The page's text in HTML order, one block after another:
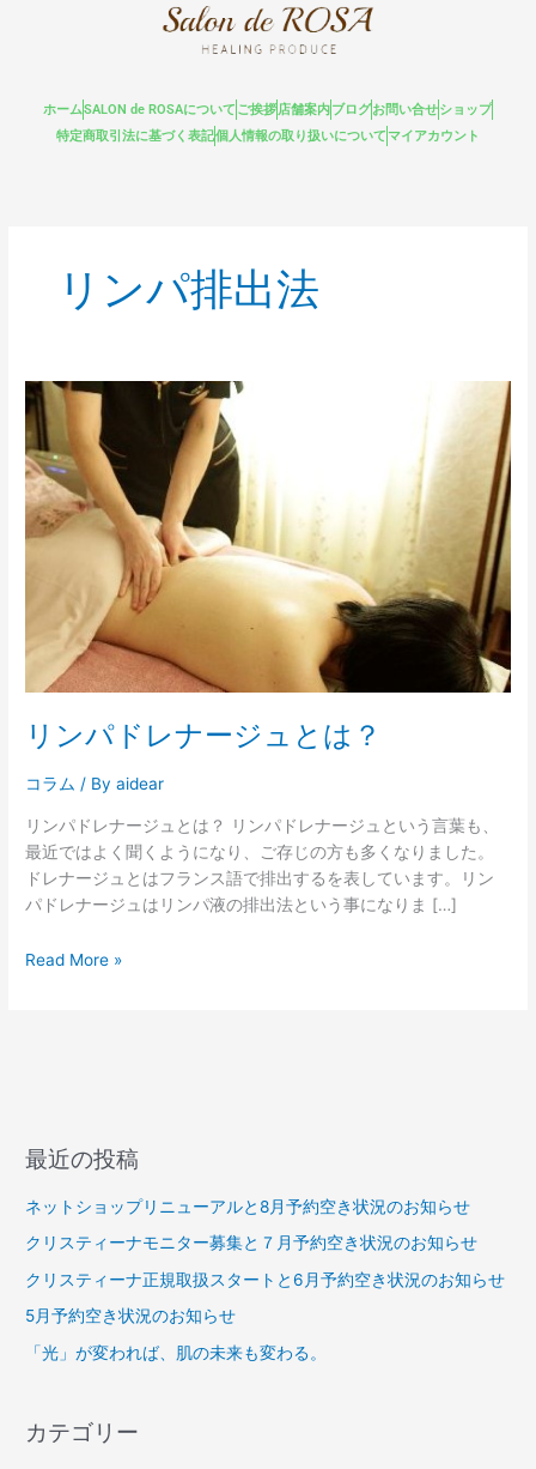
ホームSALON de ROSAについて ご挨拶店舗案内ブログお問い合せショップ
特定商取引法に基づく表記個人情報の取り扱いについてマイアカウント
リンパ排出法
リンパドレナージュとは？
コラム / Byaidear
リンパドレナージュとは？ リンパドレナージュという言葉も、
最近ではよく聞くようになり、ご存じの方も多くなりました。
ドレナージュとはフランス語で排出するを表しています。リン
パドレナージュはリンパ液の排出法という事になりま […]
リ
ン
パ
ド
レ
ナ
は？
Read More »
最近の投稿
ネットショップリニューアルと8月予約空き状況のお知らせ
クリスティーナモニター募集と７月予約空き状況のお知らせ
クリスティーナ正規取扱スタートと6月予約空き状況のお知らせ
5月予約空き状況のお知らせ
「光」が変われば、肌の未来も変わる。
カテゴリー